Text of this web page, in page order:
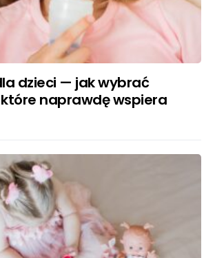
dzieci — jak wybrać
naprawdę wspiera